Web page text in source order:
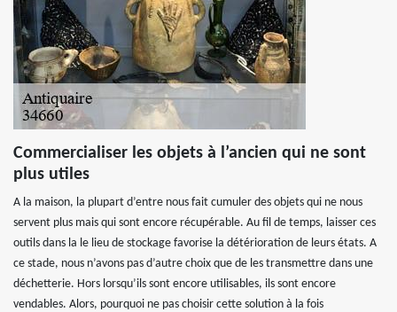
Commercialiser les objets à l’ancien qui ne sont
plus utiles
A la maison, la plupart d’entre nous fait cumuler des objets qui ne nous
servent plus mais qui sont encore récupérable. Au fil de temps, laisser ces
outils dans la le lieu de stockage favorise la détérioration de leurs états. A
ce stade, nous n’avons pas d’autre choix que de les transmettre dans une
déchetterie. Hors lorsqu’ils sont encore utilisables, ils sont encore
vendables. Alors, pourquoi ne pas choisir cette solution à la fois